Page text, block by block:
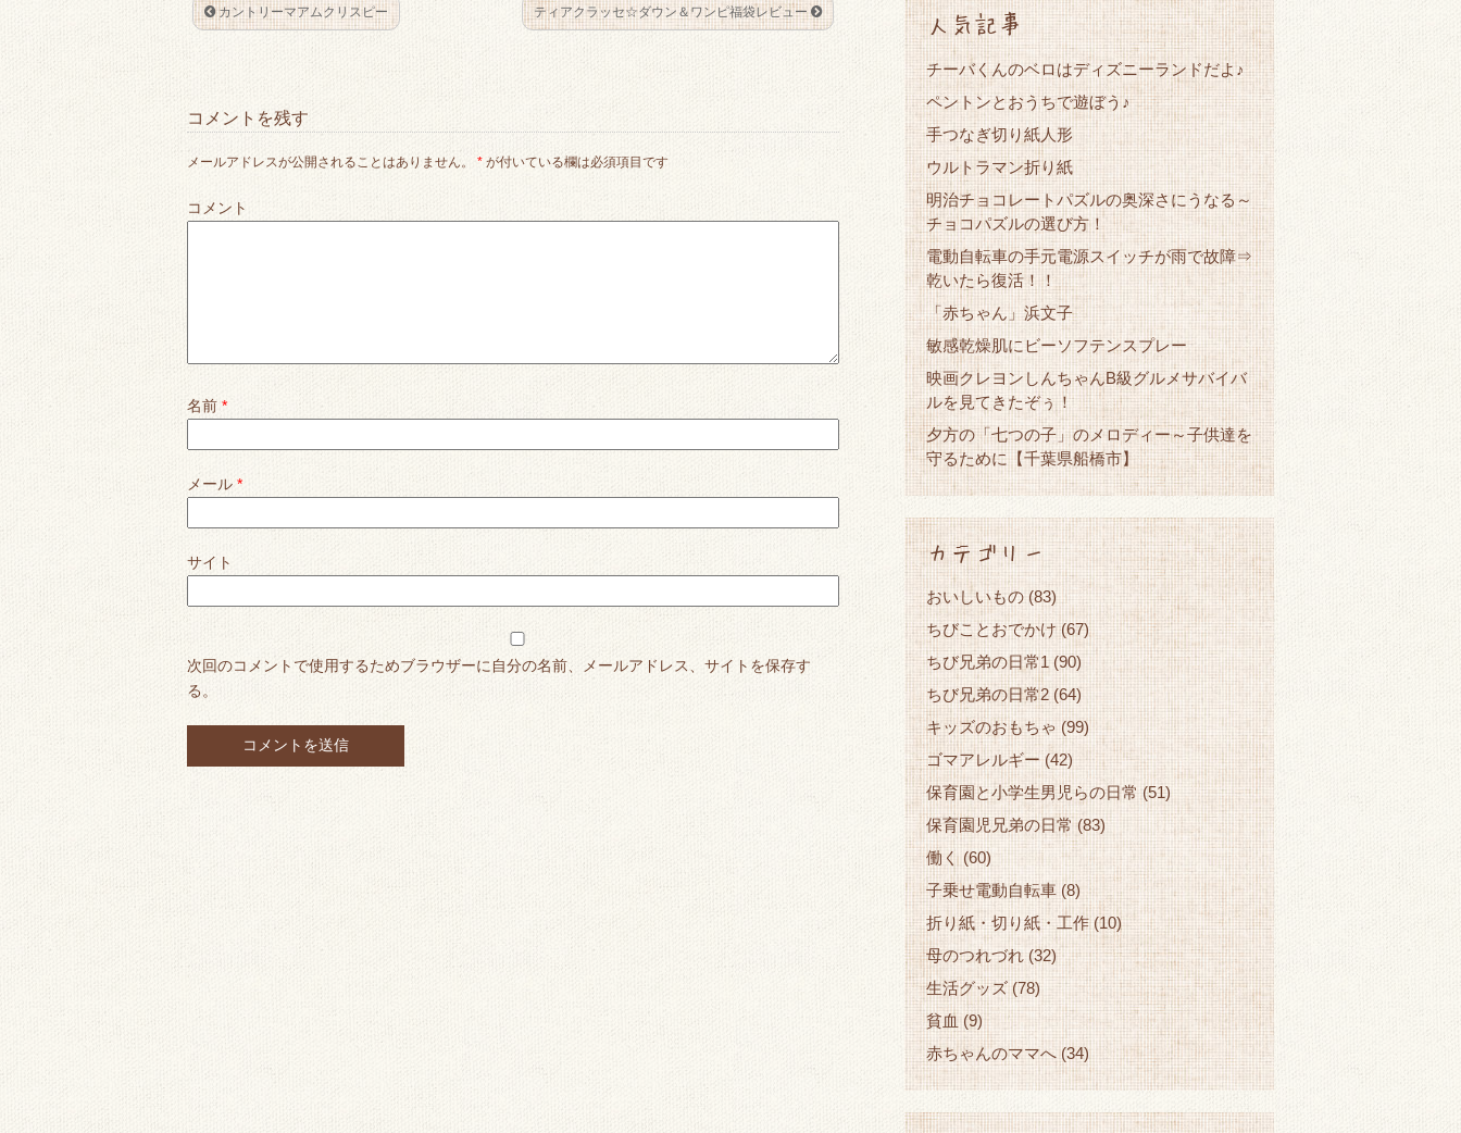
カントリーマアムクリスピー ティアクラッセ☆ダウン＆ワンピ福袋レビュー
コメントを残す
メールアドレスが公開されることはありません。 * が付いている欄は必須項目です
コメント
名前 *
メール *
サイト
次回のコメントで使用するためブラウザーに自分の名前、メールアドレス、サイトを保存す
る。
人気記事
チーバくんのベロはディズニーランドだよ♪
ペントンとおうちで遊ぼう♪
手つなぎ切り紙人形
ウルトラマン折り紙
明治チョコレートパズルの奥深さにうなる～
チョコパズルの選び方！
電動自転車の手元電源スイッチが雨で故障⇒
乾いたら復活！！
「赤ちゃん」浜文子
敏感乾燥肌にビーソフテンスプレー
映画クレヨンしんちゃんB級グルメサバイバ
ルを見てきたぞぅ！
夕方の「七つの子」のメロディー～子供達を
守るために【千葉県船橋市】
カテゴリー
おいしいもの (83)
ちびことおでかけ(67)
ちび兄弟の日常1 (90)
ちび兄弟の日常2 (64)
キッズのおもちゃ (99)
ゴマアレルギー(42)
保育園と小学生男児らの日常 (51)
保育園児兄弟の日常 (83)
働く (60)
子乗せ電動自転車 (8)
折り紙・切り紙・工作 (10)
母のつれづれ (32)
生活グッズ (78)
貧血 (9)
赤ちゃんのママへ (34)